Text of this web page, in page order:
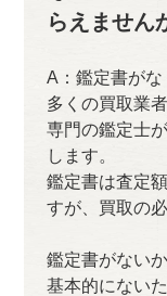
らえません
A：鑑定書がな
多くの買取業
専門の鑑定士
します。
鑑定書は査定
すが、買取の
鑑定書がない
基本的にない